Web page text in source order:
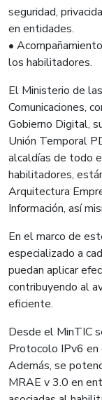
seguridad,
en entidades.
•⁠
los habilitadores.
El Ministerio de
Comunicaciones,
Gobierno Digital,
Unión Temporal
alcaldías de todo
habilitadores,
Arquitectura
Información, así
En el marco de
especializado a
puedan aplicar
contribuyendo al
eficiente.
Desde el MinTIC
Protocolo IPv6 en
Además, se
MRAE v 3.0 en